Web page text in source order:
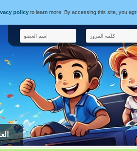
policyto learn more. By accessing this site, you